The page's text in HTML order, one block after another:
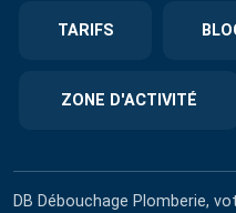
TARIFS
ZONE D'ACTIVITÉ
DB Débouchage Plomberie,